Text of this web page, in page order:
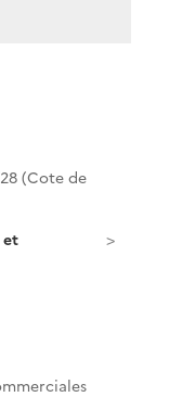
(Cote de
et